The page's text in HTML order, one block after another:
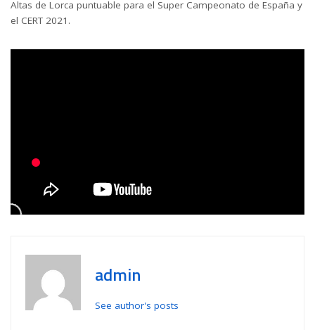
Altas de Lorca puntuable para el Super Campeonato de España y
el CERT 2021.
admin
See author's posts